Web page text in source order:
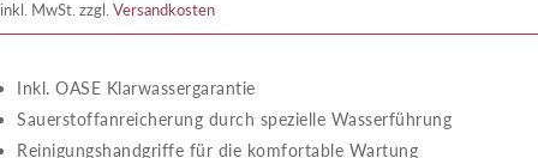
inkl. MwSt. zzgl. Versandkosten
Inkl. OASE Klarwassergarantie
Sauerstoffanreicherung durch spezielle Wasserführung
Reinigungshandgriffe für die komfortable Wartung